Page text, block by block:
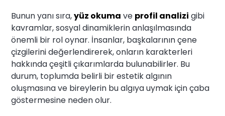
Bunun yanı sıra,yüz okuma ve profil analizi gibi
kavramlar, sosyal dinamiklerin anlaşılmasında
önemli bir rol oynar. İnsanlar, başkalarının çene
çizgilerini değerlendirerek, onların karakterleri
hakkında çeşitli çıkarımlarda bulunabilirler. Bu
durum, toplumda belirli bir estetik algının
oluşmasına ve bireylerin bu algıya uymak için çaba
göstermesine neden olur.